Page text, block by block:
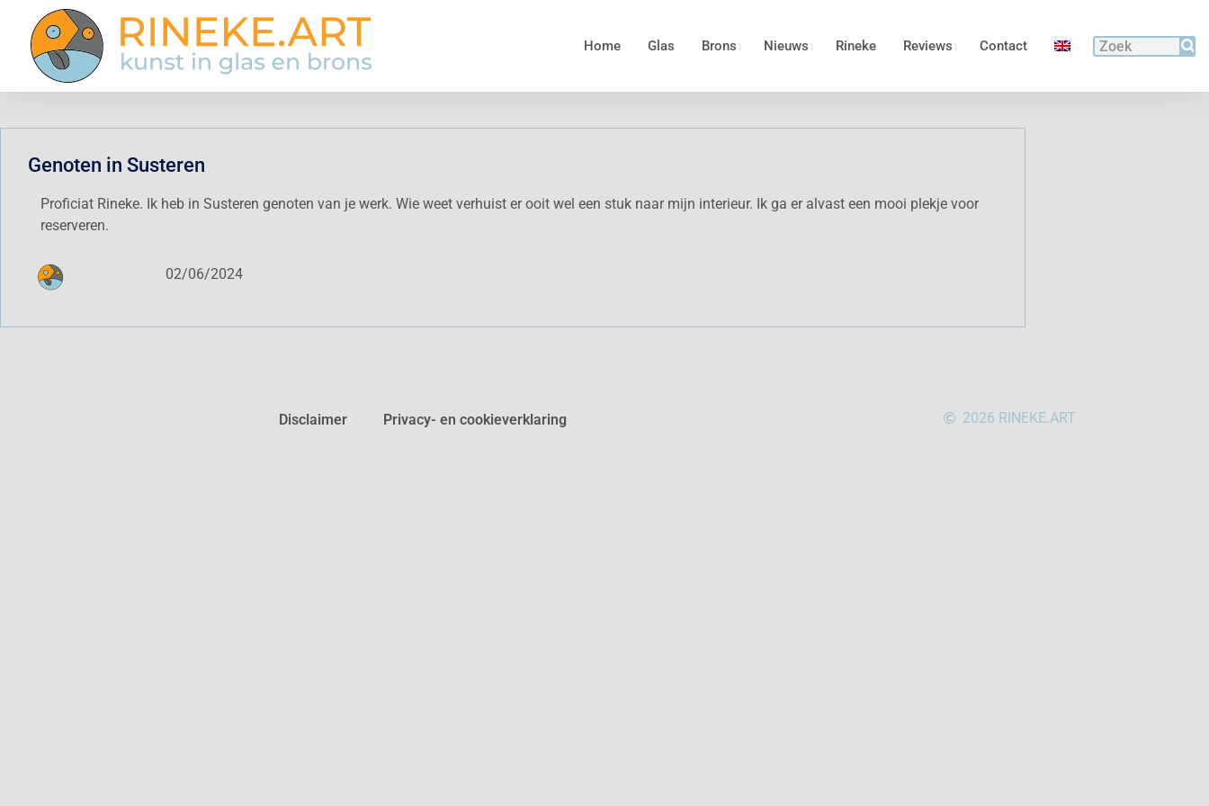
Home Glas Brons Nieuws Rineke Reviews Contact
Genoten in Susteren
Proficiat Rineke. Ik heb in Susteren genoten van je werk. Wie weet verhuist er ooit wel een stuk naar mijn interieur. Ik ga er alvast een mooi plekje voor
reserveren.
02/06/2024
Disclaimer Privacy- en cookieverklaring 2026 RINEKE.ART